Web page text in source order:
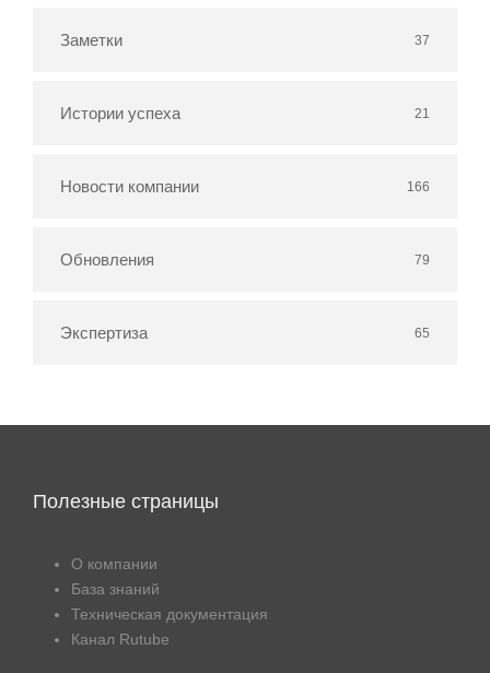
Заметки 37
Истории успеха 21
Новости компании 166
Обновления 79
Экспертиза 65
Полезные страницы
О компании
База знаний
Техническая документация
Канал Rutube